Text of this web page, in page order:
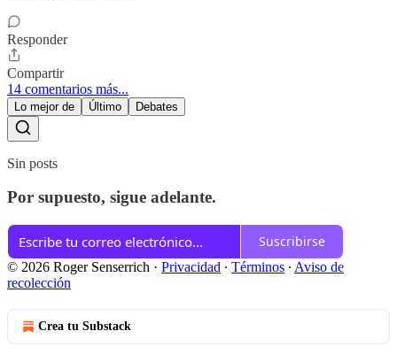
Responder
Compartir
14 comentarios más...
Lo mejor de Último Debates
Sin posts
Por supuesto, sigue adelante.
Suscribirse
© 2026 Roger Senserrich · Privacidad ∙ Términos ∙ Aviso de
recolección
Crea tu Substack